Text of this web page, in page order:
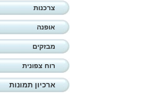
צרכנות
אופנה
מבזקים
רוח צפונית
ארכיון תמונות